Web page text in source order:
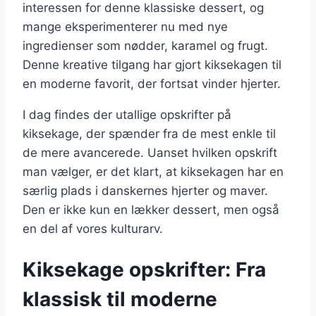
interessen for denne klassiske dessert, og
mange eksperimenterer nu med nye
ingredienser som nødder, karamel og frugt.
Denne kreative tilgang har gjort kiksekagen til
en moderne favorit, der fortsat vinder hjerter.
I dag findes der utallige opskrifter på
kiksekage, der spænder fra de mest enkle til
de mere avancerede. Uanset hvilken opskrift
man vælger, er det klart, at kiksekagen har en
særlig plads i danskernes hjerter og maver.
Den er ikke kun en lækker dessert, men også
en del af vores kulturarv.
Kiksekage opskrifter: Fra
klassisk til moderne